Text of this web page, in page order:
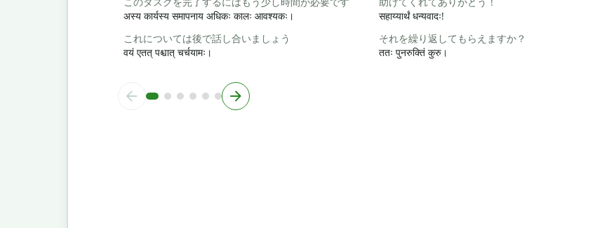
अस्य कार्यस्य समापनाय अधिकः कालः आवश्यकः।
सहाय्यार्थं धन्यवादः!
これについては後で話し合いましょう
वयं एतत् पश्चात् चर्चयामः।
それを繰り返してもらえますか？
ततः पुनरुक्तिं कुरु।